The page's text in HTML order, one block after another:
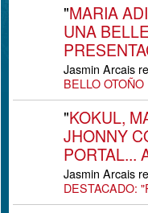
"MARIA
UNA
Jasmin Arcais
BELLO OTOÑO
"KOKUL,
JHONNY
PORTAL...
Jasmin Arcais
DESTACADO: